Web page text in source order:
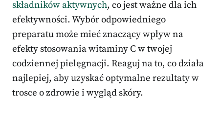
składników aktywnych, co jest ważne dla ich
efektywności. Wybór odpowiedniego
preparatu może mieć znaczący wpływ na
efekty stosowania witaminy C w twojej
codziennej pielęgnacji. Reaguj na to, co działa
najlepiej, aby uzyskać optymalne rezultaty w
trosce o zdrowie i wygląd skóry.